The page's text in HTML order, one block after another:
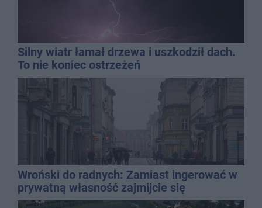
Silny wiatr łamał drzewa i uszkodził dach.
To nie koniec ostrzeżeń
Wroński do radnych: Zamiast ingerować w
prywatną własność zajmijcie się
gospodarką